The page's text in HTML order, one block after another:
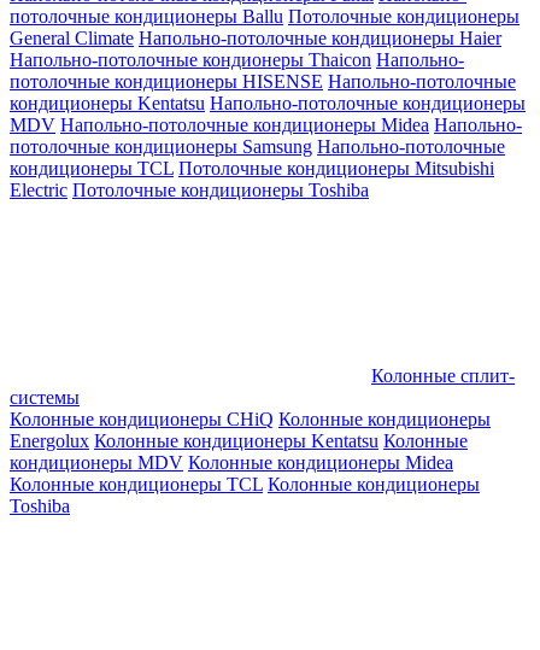
потолочные кондиционеры Ballu Потолочные кондиционеры
General Climate Напольно-потолочные кондиционеры Haier
Напольно-потолочные кондионеры Thaicon Напольно-
потолочные кондиционеры HISENSE Напольно-потолочные
кондиционеры Kentatsu Напольно-потолочные кондиционеры
MDV Напольно-потолочные кондиционеры Midea Напольно-
потолочные кондиционеры Samsung Напольно-потолочные
кондиционеры TCL Потолочные кондиционеры Mitsubishi
Electric Потолочные кондиционеры Toshiba
Колонные сплит-
системы
Колонные кондиционеры CHiQ Колонные кондиционеры
Energolux Колонные кондиционеры Kentatsu Колонные
кондиционеры MDV Колонные кондиционеры Midea
Колонные кондиционеры TCL Колонные кондиционеры
Toshiba